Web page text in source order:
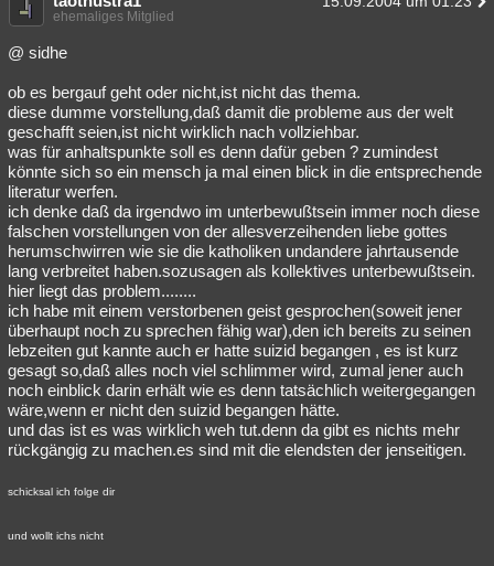
ehemaliges Mitglied
@ sidhe
ob es bergauf geht oder nicht,ist nicht das thema.
diese dumme vorstellung,daß damit die probleme aus der welt
geschafft seien,ist nicht wirklich nach vollziehbar.
was für anhaltspunkte soll es denn dafür geben ? zumindest
könnte sich so ein mensch ja mal einen blick in die entsprechende
literatur werfen.
ich denke daß da irgendwo im unterbewußtsein immer noch diese
falschen vorstellungen von der allesverzeihenden liebe gottes
herumschwirren wie sie die katholiken undandere jahrtausende
lang verbreitet haben.sozusagen als kollektives unterbewußtsein.
hier liegt das problem........
ich habe mit einem verstorbenen geist gesprochen(soweit jener
überhaupt noch zu sprechen fähig war),den ich bereits zu seinen
lebzeiten gut kannte auch er hatte suizid begangen , es ist kurz
gesagt so,daß alles noch viel schlimmer wird, zumal jener auch
noch einblick darin erhält wie es denn tatsächlich weitergegangen
wäre,wenn er nicht den suizid begangen hätte.
und das ist es was wirklich weh tut.denn da gibt es nichts mehr
rückgängig zu machen.es sind mit die elendsten der jenseitigen.
schicksal ich folge dir
und wollt ichs nicht